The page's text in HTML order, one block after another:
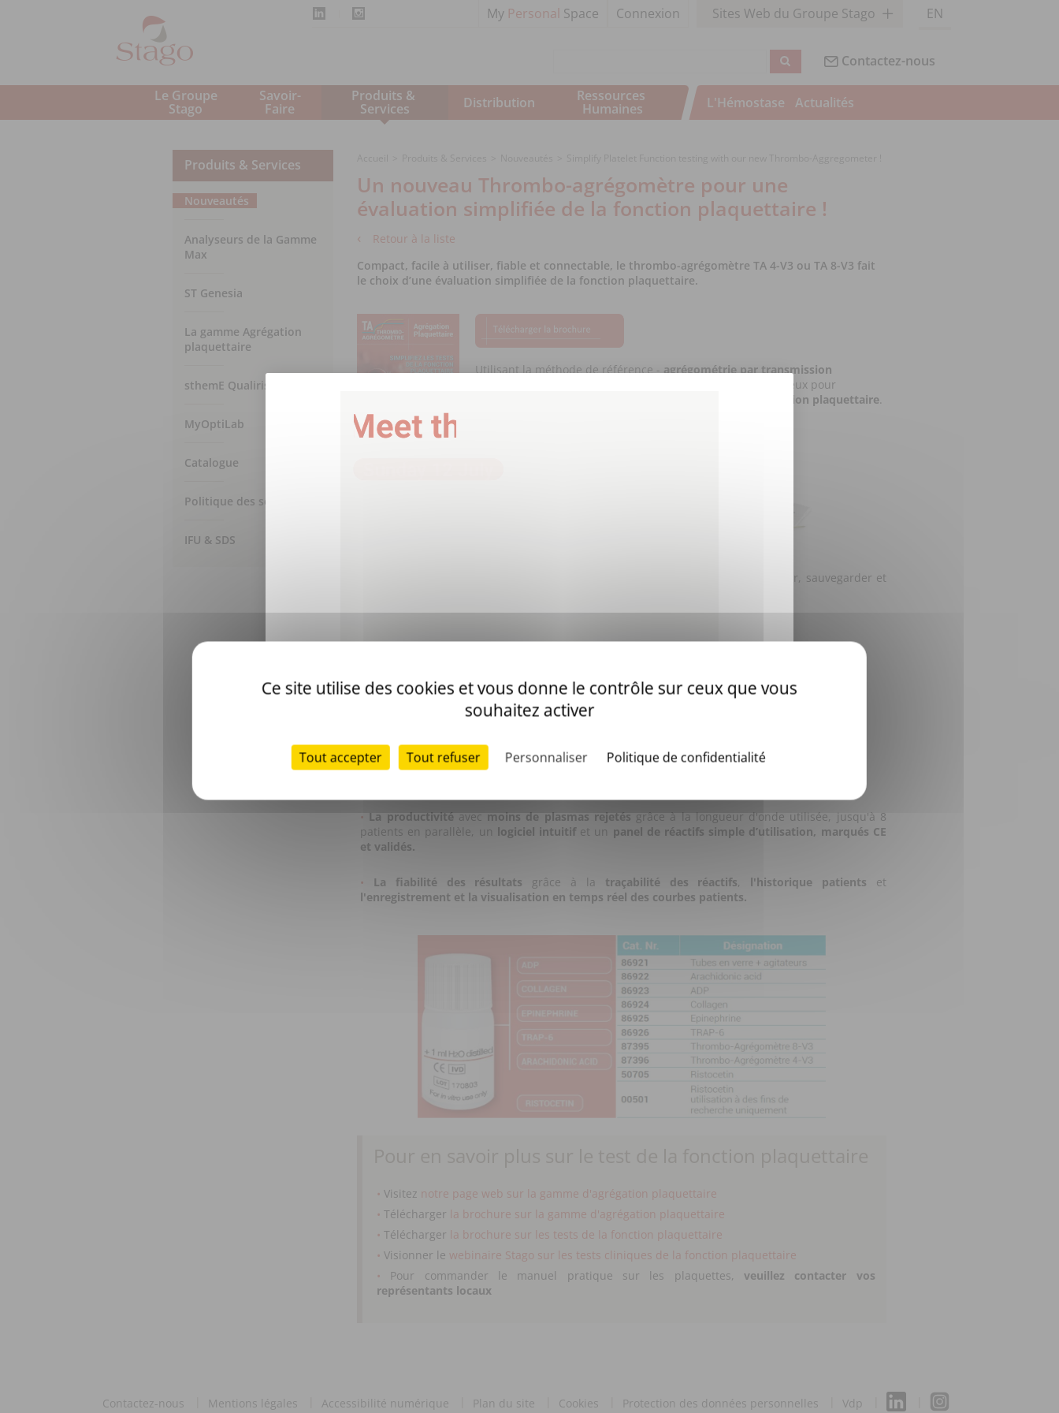
My Personal Space Connexion Sites Web du Groupe Stago EN
Contactez-nous
Le Groupe
Stago
Savoir-
Faire
Produits &
Services Distribution Ressources
Humaines L'Hémostase Actualités
Produits & Services
Nouveautés
Analyseurs de la Gamme
Max
ST Genesia
La gamme Agrégation
plaquettaire
sthemE Qualiris
MyOptiLab
Catalogue
Politique des services
IFU & SDS
Un nouveau Thrombo-agrégomètre pour une
évaluation simplifiée de la fonction plaquettaire !
Retour à la liste
Compact, facile à utiliser, fiable et connectable, le thrombo-agrégomètre TA 4-V3 ou TA 8-V3 fait
le choix d’une évaluation simplifiée de la fonction plaquettaire.
Utilisant la méthode de référence -agrégométrie par transmission
est un choix précieux pour
troubles de la fonction plaquettaire.
grâce la connexion à distance, pour visualiser, analyser, commenter, sauvegarder et
La productivité avec moins de plasmas rejetés grâce à la longueur d'onde utilisée, jusqu'à 8
patients en parallèle, un logiciel intuitif et un panel de réactifs simple d’utilisation, marqués CE
et validés.
La fiabilité des résultats grâce à la traçabilité des réactifs, l'historique patients et
l'enregistrement et la visualisation en temps réel des courbes patients.
Visitez notre page web sur la gamme d'agrégation plaquettaire
Télécharger la brochure sur la gamme d'agrégation plaquettaire
Télécharger la brochure sur les tests de la fonction plaquettaire
Visionner le webinaire Stago sur les tests cliniques de la fonction plaquettaire
Pour commander le manuel pratique sur les plaquettes,veuillez contacter vos
représentants locaux
Contactez-nous Mentions légales Accessibilité numérique Plan du site Cookies Protection des données personnelles Vdp
Ce site utilise des cookies et vous donne le contrôle sur ceux que vous
souhaitez activer
Tout accepter Tout refuser Personnaliser Politique de confidentialité